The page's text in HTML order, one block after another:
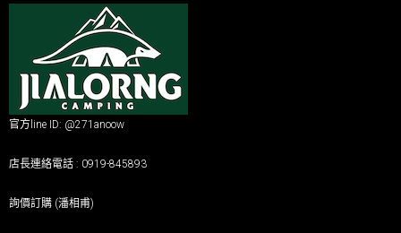
官方line ID: @271anoow
店長連絡電話 : 0919-845893
詢價訂購 (潘相甫)